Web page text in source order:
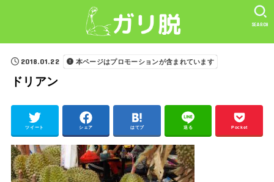
SEARCH
2018.01.22 本ページはプロモーションが含まれています
ドリアン
ツイート シェア はてブ 送る Pocket